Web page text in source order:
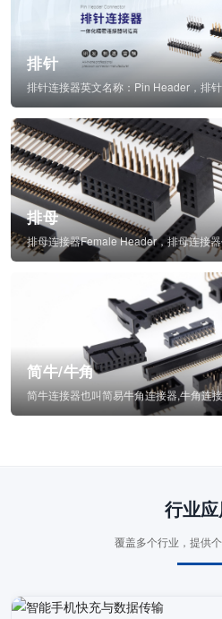
排针
排母
简牛/牛角
行业应
覆盖多个行业，提供